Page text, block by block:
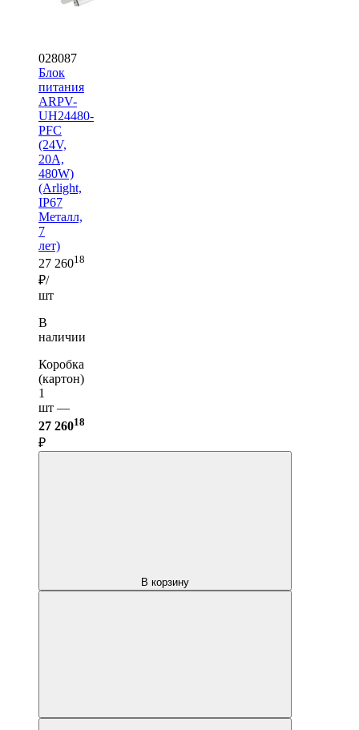
028087
Блок
питания
ARPV-
UH24480-
PFC
(24V,
20A,
480W)
(Arlight,
IP67
Металл,
7
лет)
27 26018
₽/
шт
В
наличии
Коробка
(картон)
1
шт —
27 26018
₽
В корзину